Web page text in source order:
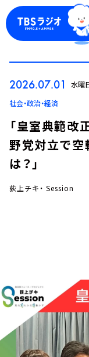
イベント・
YouTube
会社情報
2026.07.01 水曜
社会・政治・経済
「皇室典範改
野党対立で空
は？」
荻上チキ・ Session